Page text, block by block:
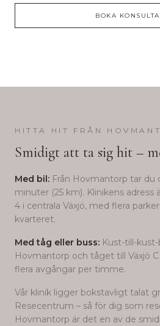
BOKA
HITTA HIT FRÅN
Smidigt att ta sig hit –
Med bil: Från Hovmantorp tar du
minuter (25 km). Klinikens adress
4 i centrala Växjö, med flera
kvarteret.
Med tåg eller buss: Kust-till-
Hovmantorp och tåget till Växjö C
flera avgångar per timme.
Vår klinik ligger bokstavligt talat
Resecentrum – så för dig som
Hovmantorp är det en av de